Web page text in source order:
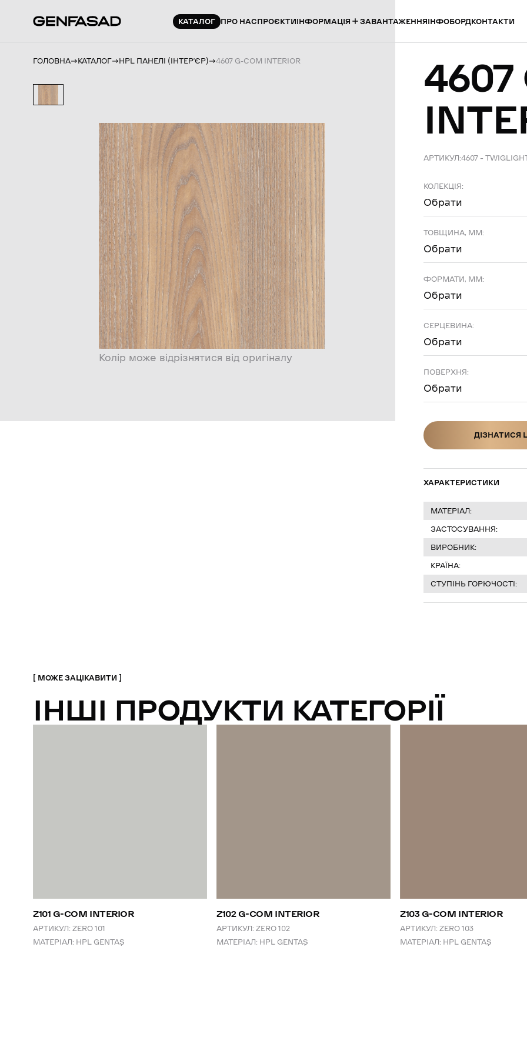
КАТАЛОГ ПРО НАСПРОЄКТИІНФОРМАЦІЯ ЗАВАНТАЖЕННЯІНФОБОРДКОНТАКТИ
ГОЛОВНА КАТАЛОГ HPL ПАНЕЛІ (ІНТЕРʼЄР) 4607 G-COM INTERIOR
Колір може відрізнятися від оригіналу
4607
АРТИКУЛ:4607 –
КОЛЕКЦІЯ:
Обрати
ТОВЩИНА, ММ:
Обрати
ФОРМАТИ, ММ:
Обрати
СЕРЦЕВИНА:
Обрати
ПОВЕРХНЯ:
Обрати
ДІЗНАТИСЯ
ХАРАКТЕРИСТИКИ
МАТЕРІАЛ:
ЗАСТОСУВАННЯ:
ВИРОБНИК:
КРАЇНА:
СТУПІНЬ ГОРЮЧОСТІ:
МОЖЕ ЗАЦІКАВИТИ
ІНШІ ПРОДУКТИ КАТЕГОРІЇ
Z101 G-COM INTERIOR
АРТИКУЛ: ZERO 101
МАТЕРІАЛ: HPL GENTAŞ
Z102 G-COM INTERIOR
АРТИКУЛ: ZERO 102
МАТЕРІАЛ: HPL GENTAŞ
Z103 G-COM INTERIOR
АРТИКУЛ: ZERO 103
МАТЕРІАЛ: HPL GENTAŞ